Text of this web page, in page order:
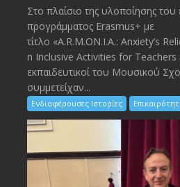
Στο πλαίσιο της υλοποίησης
προγράμματος Erasmus+ με
τίτλο «A.R.M.ON.I.A.: Anxiety’s
n Inclusive Activities for Teachers
εκπαιδευτικοί του Μουσικού
συμμετείχαν...
Ενδιαφέρουσες Ιστορίες